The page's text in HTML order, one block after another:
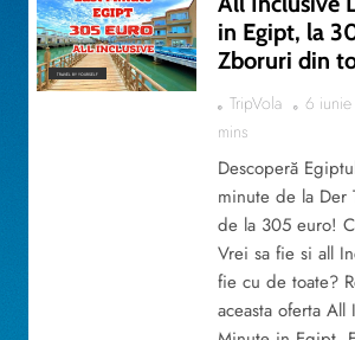
TRAVEL BY YOURSELF
in Egipt, la
Zboruri din
TripVola 6
mins
Descoperă
minute de la Der
de la 305 euro!
Vrei sa fie si all
fie cu de toate?
aceasta oferta All